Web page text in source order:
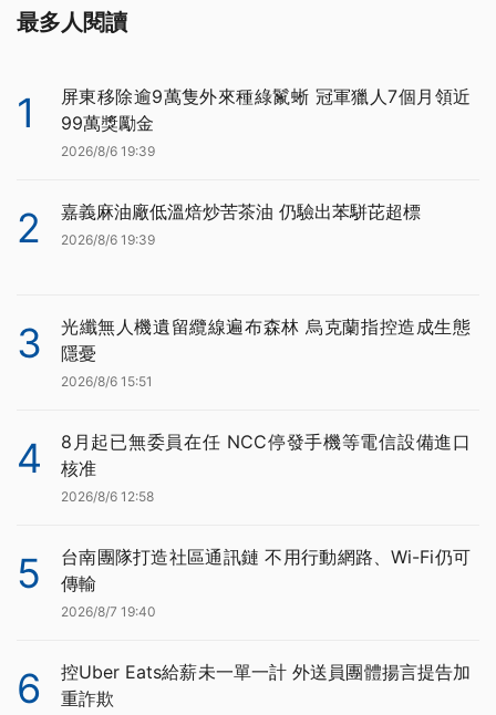
最多人閱讀
1
屏東移除逾9萬隻外來種綠鬣蜥 冠軍獵人7個月領近
99萬獎勵金
2026/8/6 19:39
2 嘉義麻油廠低溫焙炒苦茶油 仍驗出苯駢芘超標
2026/8/6 19:39
3
光纖無人機遺留纜線遍布森林 烏克蘭指控造成生態
隱憂
2026/8/6 15:51
4
8月起已無委員在任 NCC停發手機等電信設備進口
核准
2026/8/6 12:58
5
台南團隊打造社區通訊鏈 不用行動網路、Wi-Fi仍可
傳輸
2026/8/7 19:40
6
控Uber Eats給薪未一單一計 外送員團體揚言提告加
重詐欺